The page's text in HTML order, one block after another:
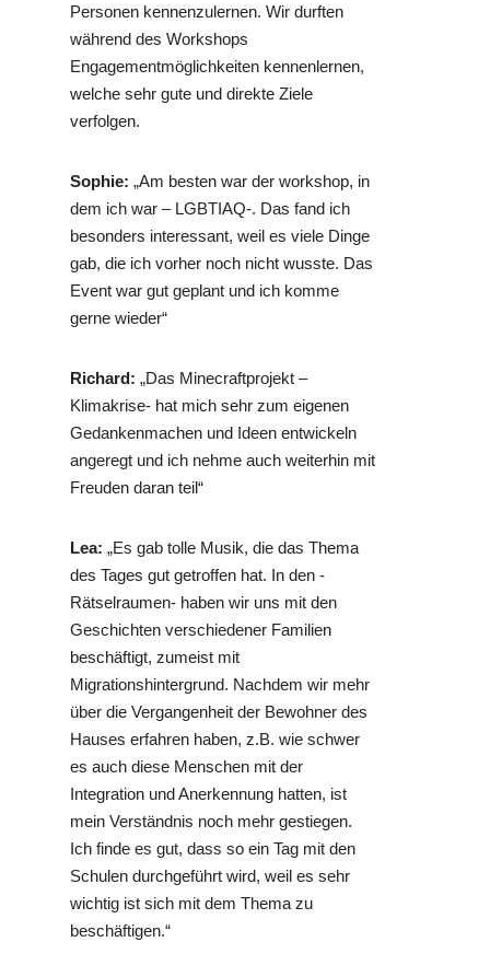
Personen kennenzulernen. Wir durften
während des Workshops
Engagementmöglichkeiten kennenlernen,
welche sehr gute und direkte Ziele
verfolgen.
Sophie: „Am besten war der workshop, in
dem ich war – LGBTIAQ-. Das fand ich
besonders interessant, weil es viele Dinge
gab, die ich vorher noch nicht wusste. Das
Event war gut geplant und ich komme
gerne wieder“
Richard: „Das Minecraftprojekt –
Klimakrise- hat mich sehr zum eigenen
Gedankenmachen und Ideen entwickeln
angeregt und ich nehme auch weiterhin mit
Freuden daran teil“
Lea: „Es gab tolle Musik, die das Thema
des Tages gut getroffen hat. In den -
Rätselraumen- haben wir uns mit den
Geschichten verschiedener Familien
beschäftigt, zumeist mit
Migrationshintergrund. Nachdem wir mehr
über die Vergangenheit der Bewohner des
Hauses erfahren haben, z.B. wie schwer
es auch diese Menschen mit der
Integration und Anerkennung hatten, ist
mein Verständnis noch mehr gestiegen.
Ich finde es gut, dass so ein Tag mit den
Schulen durchgeführt wird, weil es sehr
wichtig ist sich mit dem Thema zu
beschäftigen.“